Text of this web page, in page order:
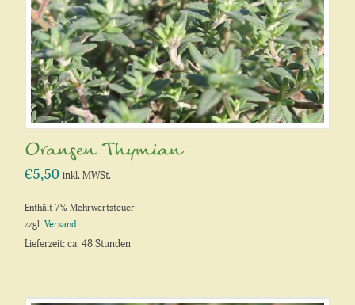
Orangen Thymian
€5,50 inkl. MWSt.
Enthält 7% Mehrwertsteuer
zzgl.Versand
Lieferzeit: ca. 48 Stunden